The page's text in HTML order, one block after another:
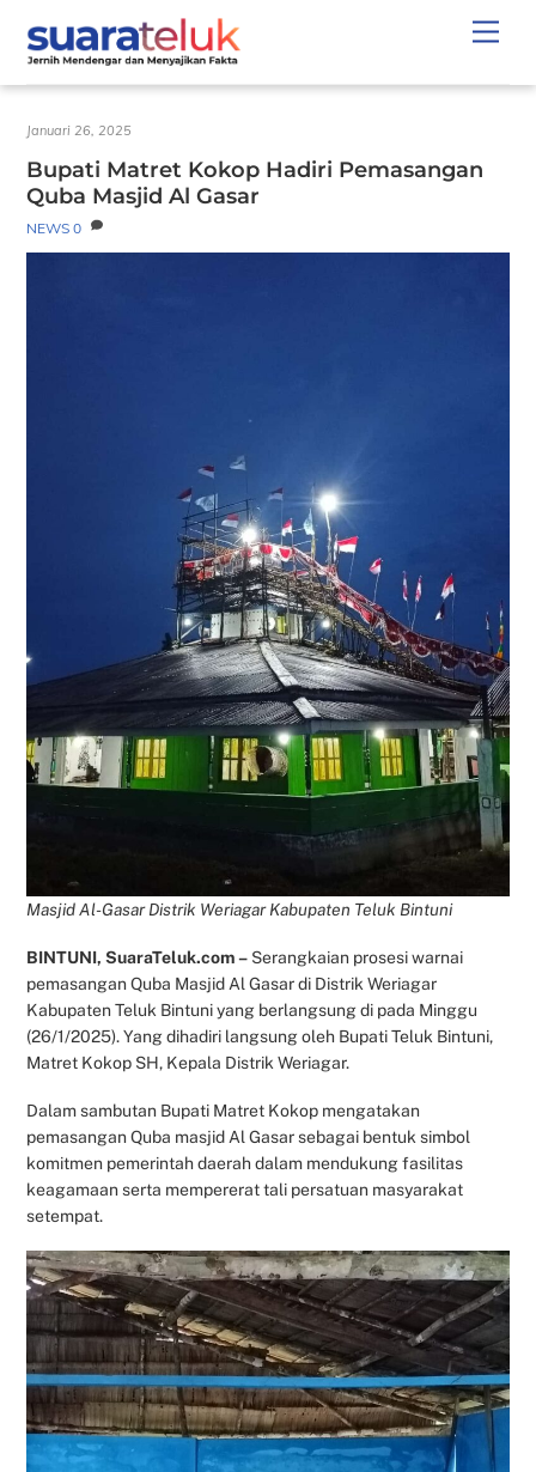
content
Januari 26, 2025
Bupati Matret Kokop Hadiri Pemasangan
Quba Masjid Al Gasar
NEWS 0
Masjid Al-Gasar Distrik Weriagar Kabupaten Teluk Bintuni
BINTUNI, SuaraTeluk.com – Serangkaian prosesi warnai
pemasangan Quba Masjid Al Gasar di Distrik Weriagar
Kabupaten Teluk Bintuni yang berlangsung di pada Minggu
(26/1/2025). Yang dihadiri langsung oleh Bupati Teluk Bintuni,
Matret Kokop SH, Kepala Distrik Weriagar.
Dalam sambutan Bupati Matret Kokop mengatakan
pemasangan Quba masjid Al Gasar sebagai bentuk simbol
komitmen pemerintah daerah dalam mendukung fasilitas
keagamaan serta mempererat tali persatuan masyarakat
setempat.